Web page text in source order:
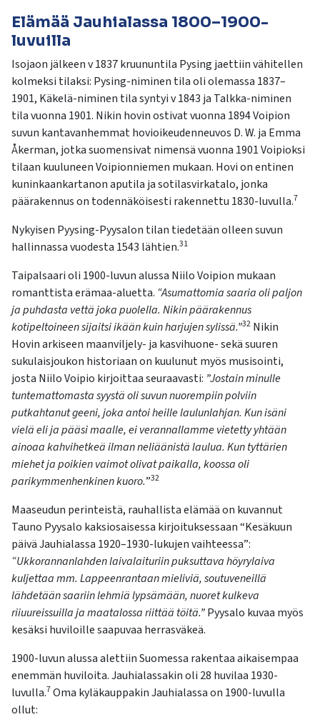
Elämää Jauhialassa 1800–1900-
luvuilla
Isojaon jälkeen v 1837 kruununtila Pysing jaettiin vähitellen
kolmeksi tilaksi: Pysing-niminen tila oli olemassa 1837–
1901, Käkelä-niminen tila syntyi v 1843 ja Talkka-niminen
tila vuonna 1901. Nikin hovin ostivat vuonna 1894 Voipion
suvun kantavanhemmat hovioikeudenneuvos D. W. ja Emma
Åkerman, jotka suomensivat nimensä vuonna 1901 Voipioksi
tilaan kuuluneen Voipionniemen mukaan. Hovi on entinen
kuninkaankartanon aputila ja sotilasvirkatalo, jonka
päärakennus on todennäköisesti rakennettu 1830-luvulla.7
Nykyisen Pyysing-Pyysalon tilan tiedetään olleen suvun
hallinnassa vuodesta 1543 lähtien.31
Taipalsaari oli 1900-luvun alussa Niilo Voipion mukaan
romanttista erämaa-aluetta. “Asumattomia saaria oli paljon
ja puhdasta vettä joka puolella. Nikin päärakennus
kotipeltoineen sijaitsi ikään kuin harjujen sylissä.”32 Nikin
Hovin arkiseen maanviljely- ja kasvihuone- sekä suuren
sukulaisjoukon historiaan on kuulunut myös musisointi,
josta Niilo Voipio kirjoittaa seuraavasti: ”Jostain minulle
tuntemattomasta syystä oli suvun nuorempiin polviin
putkahtanut geeni, joka antoi heille laulunlahjan. Kun isäni
vielä eli ja pääsi maalle, ei verannallamme vietetty yhtään
ainoaa kahvihetkeä ilman neliäänistä laulua. Kun tyttärien
miehet ja poikien vaimot olivat paikalla, koossa oli
parikymmenhenkinen kuoro.”32
Maaseudun perinteistä, rauhallista elämää on kuvannut
Tauno Pyysalo kaksiosaisessa kirjoituksessaan “Kesäkuun
päivä Jauhialassa 1920–1930-lukujen vaihteessa”:
“Ukkorannanlahden laivalaituriin puksuttava höyrylaiva
kuljettaa mm. Lappeenrantaan mieliviä, soutuveneillä
lähdetään saariin lehmiä lypsämään, nuoret kulkeva
riiuureissuilla ja maatalossa riittää töitä.”Pyysalo kuvaa myös
kesäksi huviloille saapuvaa herrasväkeä.
1900-luvun alussa alettiin Suomessa rakentaa aikaisempaa
enemmän huviloita. Jauhialassakin oli 28 huvilaa 1930-
luvulla.7Oma kyläkauppakin Jauhialassa on 1900-luvulla
ollut: